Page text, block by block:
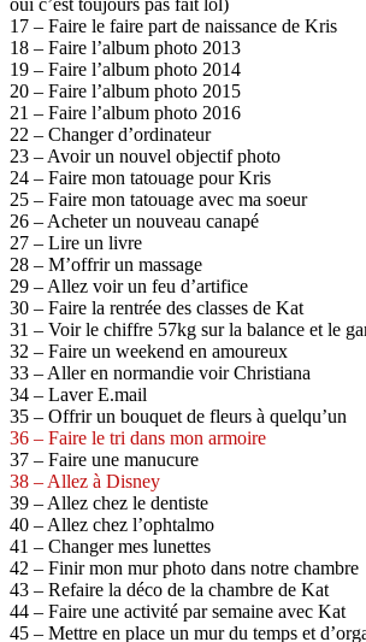
17 – Faire le faire part de naissance de Kris
18 – Faire l’album photo 2013
19 – Faire l’album photo 2014
20 – Faire l’album photo 2015
21 – Faire l’album photo 2016
22 – Changer d’ordinateur
23 – Avoir un nouvel objectif photo
24 – Faire mon tatouage pour Kris
25 – Faire mon tatouage avec ma soeur
26 – Acheter un nouveau canapé
27 – Lire un livre
28 – M’offrir un massage
29 – Allez voir un feu d’artifice
30 – Faire la rentrée des classes de Kat
31 – Voir le chiffre 57kg sur la balance et le
32 – Faire un weekend en amoureux
33 – Aller en normandie voir Christiana
34 – Laver E.mail
35 – Offrir un bouquet de fleurs à quelqu’un
36 – Faire le tri dans mon armoire
37 – Faire une manucure
38 – Allez à Disney
39 – Allez chez le dentiste
40 – Allez chez l’ophtalmo
41 – Changer mes lunettes
42 – Finir mon mur photo dans notre chambre
43 – Refaire la déco de la chambre de Kat
44 – Faire une activité par semaine avec Kat
45 – Mettre en place un mur du temps et